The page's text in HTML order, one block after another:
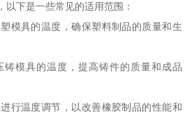
下是一些常见的适用范围：
模具的温度，确保塑料制品的质量和生
铸模具的温度，提高铸件的质量和成品
行温度调节，以改善橡胶制品的性能和